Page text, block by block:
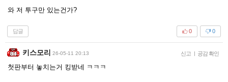
와 저 투구만 있는건가?
답글 0
0
키스모리 26-05-11 20:13 신고 | 공감 확인
첫판부터 놓치는거 킹받네 ㅋㅋㅋ